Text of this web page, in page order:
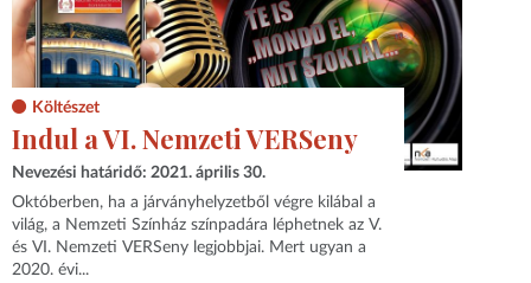
Költészet
Indul a VI. Nemzeti VERSeny
Nevezési határidő: 2021. április 30.
Októberben, ha a járványhelyzetből végre kilábal a
világ, a Nemzeti Színház színpadára léphetnek az V.
és VI. Nemzeti VERSeny legjobbjai. Mert ugyan a
2020. évi...